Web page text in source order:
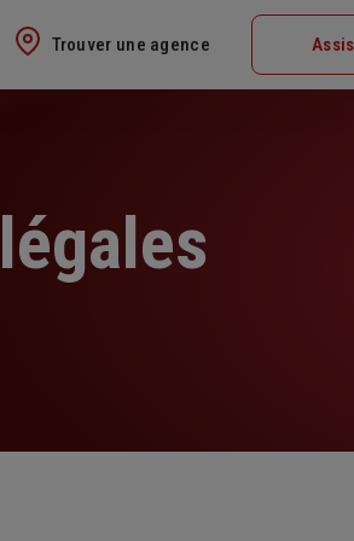
Trouver une agence